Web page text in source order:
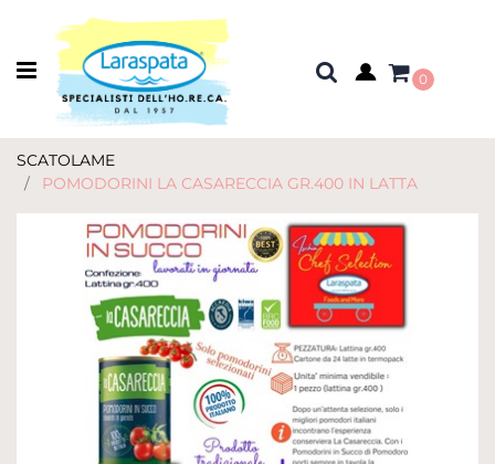
Open menu
0
SCATOLAME
POMODORINI LA CASARECCIA GR.400 IN LATTA